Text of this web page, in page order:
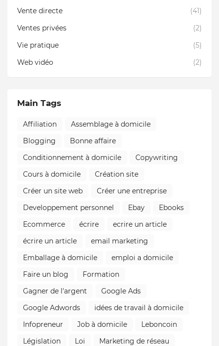
Vente directe
(41)
Ventes privées
(2)
Vie pratique
(5)
Web vidéo
(2)
Main Tags
Affiliation
Assemblage à domicile
Blogging
Bonne affaire
Conditionnement à domicile
Copywriting
Cours à domicile
Création site
Créer un site web
Créer une entreprise
Developpement personnel
Ebay
Ebooks
Ecommerce
écrire
ecrire un article
écrire un article
email marketing
Emballage à domicile
emploi a domicile
Faire un blog
Formation
Gagner de l'argent
Google Ads
Google Adwords
idées de travail à domicile
Infopreneur
Job à domicile
Leboncoin
Législation
Loi
Marketing de réseau